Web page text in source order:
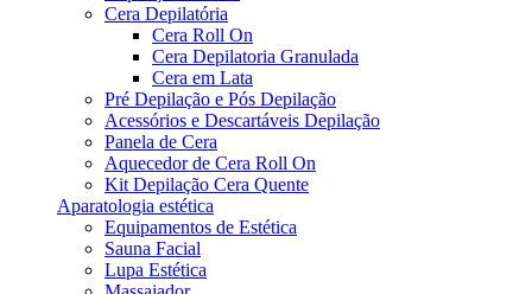
Cera Depilatória
Cera Roll On
Cera Depilatoria Granulada
Cera em Lata
Pré Depilação e Pós Depilação
Acessórios e Descartáveis Depilação
Panela de Cera
Aquecedor de Cera Roll On
Kit Depilação Cera Quente
Aparatologia estética
Equipamentos de Estética
Sauna Facial
Lupa Estética